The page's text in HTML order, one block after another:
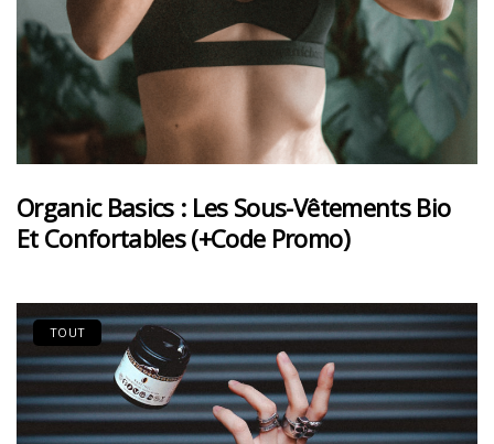
Organic Basics : Les Sous-Vêtements Bio
Et Confortables (+code Promo)
TOUT